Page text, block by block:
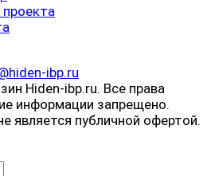
проекта
ibp.ru
Hiden-ibp.ru. Все права
информации запрещено.
является публичной офертой.